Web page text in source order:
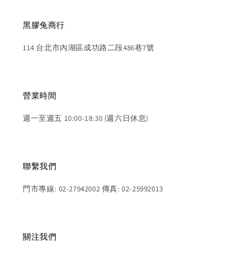
黑膠兔商行
114 台北市內湖區成功路二段486巷7號
營業時間
週一至週五 10:00-18:30 (週六日休息)
聯繫我們
門市專線: 02-27942002 傳真: 02-25992013
關注我們